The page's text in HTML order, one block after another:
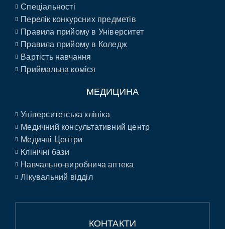
Спеціальності
Перелік конкурсних предметів
Правила прийому в Університет
Правила прийому в Коледж
Вартість навчання
Приймальна коміся
МЕДИЦИНА
Університетська клініка
Медичний консультативний центр
Медичні Центри
Клінічні бази
Навчально-виробнича аптека
Лікувальний відділ
КОНТАКТИ